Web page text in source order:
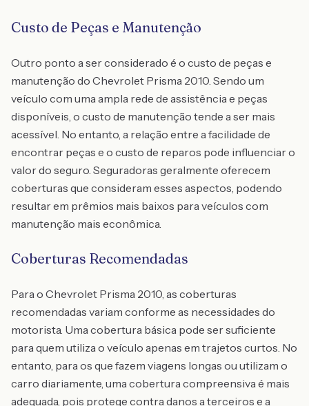
Custo de Peças e Manutenção
Outro ponto a ser considerado é o custo de peças e
manutenção do Chevrolet Prisma 2010. Sendo um
veículo com uma ampla rede de assistência e peças
disponíveis, o custo de manutenção tende a ser mais
acessível. No entanto, a relação entre a facilidade de
encontrar peças e o custo de reparos pode influenciar o
valor do seguro. Seguradoras geralmente oferecem
coberturas que consideram esses aspectos, podendo
resultar em prêmios mais baixos para veículos com
manutenção mais econômica.
Coberturas Recomendadas
Para o Chevrolet Prisma 2010, as coberturas
recomendadas variam conforme as necessidades do
motorista. Uma cobertura básica pode ser suficiente
para quem utiliza o veículo apenas em trajetos curtos. No
entanto, para os que fazem viagens longas ou utilizam o
carro diariamente, uma cobertura compreensiva é mais
adequada, pois protege contra danos a terceiros e a